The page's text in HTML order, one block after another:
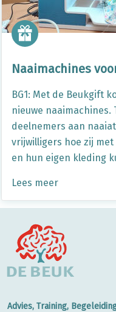
Naaimachines
BG1: Met de Beukgift
nieuwe naaimachines.
deelnemers aan
vrijwilligers hoe zij
en hun eigen kleding
Lees meer
Advies, Training,